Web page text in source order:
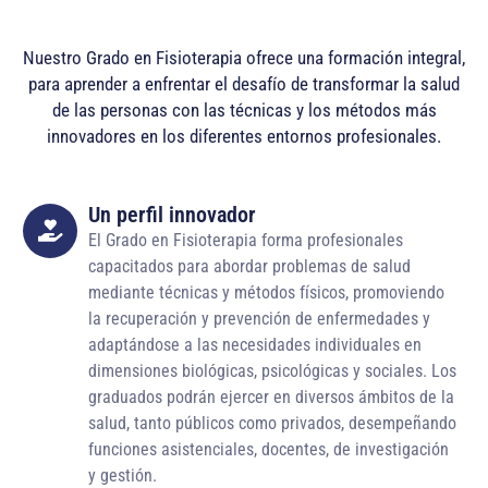
Nuestro Grado en Fisioterapia ofrece una formación integral,
para aprender a enfrentar el desafío de transformar la salud
de las personas con las técnicas y los métodos más
innovadores en los diferentes entornos profesionales.
Un perfil innovador
El Grado en Fisioterapia forma profesionales
capacitados para abordar problemas de salud
mediante técnicas y métodos físicos, promoviendo
la recuperación y prevención de enfermedades y
adaptándose a las necesidades individuales en
dimensiones biológicas, psicológicas y sociales. Los
graduados podrán ejercer en diversos ámbitos de la
salud, tanto públicos como privados, desempeñando
funciones asistenciales, docentes, de investigación
y gestión.